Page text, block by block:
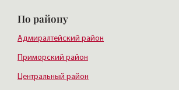
По району
Адмиралтейский район
Приморский район
Центральный район